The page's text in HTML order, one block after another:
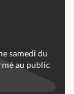
samedi du
au public